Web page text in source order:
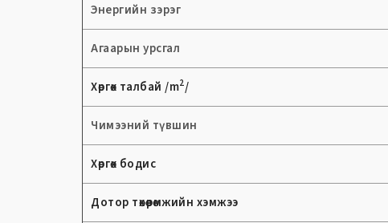
Энергийн зэрэг
Агаарын урсгал
Хөргөх талбай /m2/
Чимээний түвшин
Хөргөх бодис
Дотор төхөөрөмжийн хэмжээ